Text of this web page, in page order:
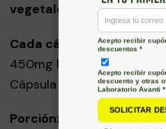
vegetales
Cada cápsula contiene:
450mg hongo Cola de
Cápsula vegetal de
Porción: